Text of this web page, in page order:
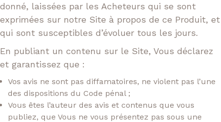
donné, laissées par les Acheteurs qui se sont
exprimées sur notre Site à propos de ce Produit, et
qui sont susceptibles d’évoluer tous les jours.
En publiant un contenu sur le Site, Vous déclarez
et garantissez que :
Vos avis ne sont pas diffamatoires, ne violent pas l’une
des dispositions du Code pénal ;
Vous êtes l’auteur des avis et contenus que vous
publiez, que Vous ne vous présentez pas sous une